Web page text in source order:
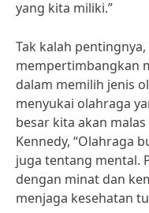
yang kita miliki.”
Tak kalah
mempertimbangkan
dalam memilih jenis
menyukai olahraga
besar kita akan
Kennedy, “Olahraga
juga tentang mental.
dengan minat dan
menjaga kesehatan